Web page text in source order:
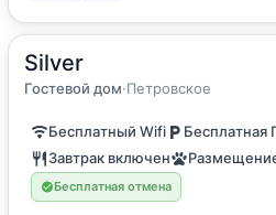
Silver
Гостевой дом·Петровское
83 м2 ·до 6 гостей
Люкс номер
Бесплатный Wifi
Бесплатная
Завтрак включен
Бесплатная отмена